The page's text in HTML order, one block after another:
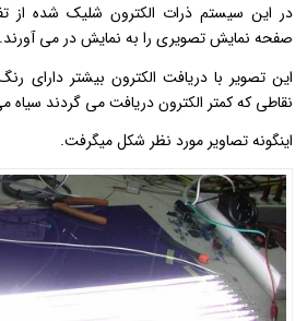
در این سیستم ذرات الکترون شلیک شده از
صفحه نمایش تصویری را به نمایش در می آورند.
این تصویر با دریافت الکترون بیشتر دارای
نقاطی که کمتر الکترون دریافت می گردند سیاه
اینگونه تصاویر مورد نظر شکل میگرفت.